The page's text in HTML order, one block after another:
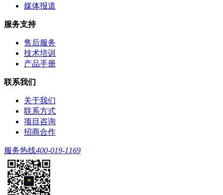
媒体报道
服务支持
售后服务
技术培训
产品手册
联系我们
关于我们
联系方式
项目咨询
招商合作
服务热线400-019-1169